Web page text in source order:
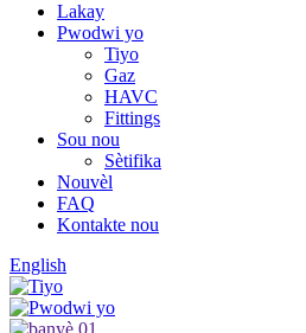
Lakay
Pwodwi yo
Tiyo
Gaz
HAVC
Fittings
Sou nou
Sètifika
Nouvèl
FAQ
Kontakte nou
English